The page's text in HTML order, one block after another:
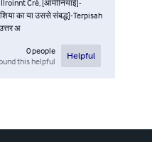
Cré, [आर्मीनियाई]-
का या उससे संबद्ध]-Terpisah
अ
0people
this helpful
Helpful